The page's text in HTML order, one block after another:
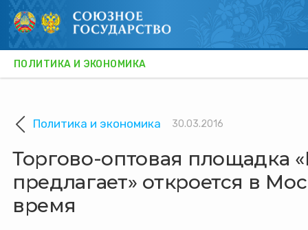
ПОЛИТИКА И ЭКОНОМИКА
ПОСТОЯННЫЙ КОМИТЕТ
КУЛЬТУРА И ОБЩЕСТВО
Политика и экономика 30.03.2016
Торгово-оптовая площадка
предлагает» откроется в
время